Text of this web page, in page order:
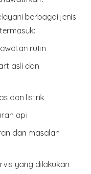
berbagai jenis
rutin
asli dan
dan listrik
api
dan masalah
yang dilakukan